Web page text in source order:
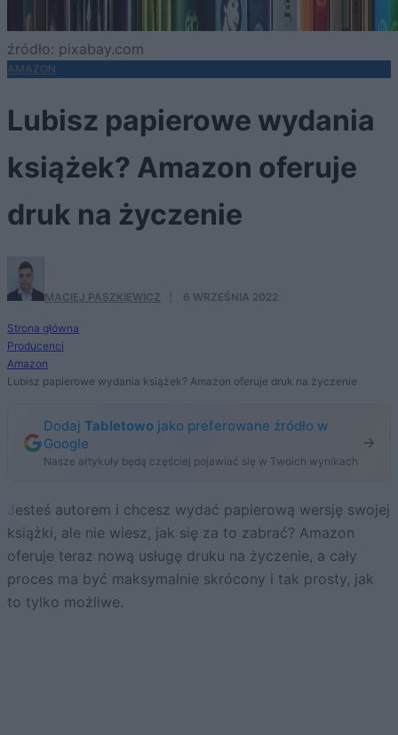
źródło: pixabay.com
AMAZON
Lubisz papierowe wydania
książek? Amazon oferuje
druk na życzenie
MACIEJ PASZKIEWICZ 6 WRZEŚNIA 2022
Strona główna
Producenci
Amazon
Lubisz papierowe wydania książek? Amazon oferuje druk na życzenie
Dodaj Tabletowo jako preferowane źródło w
Google
Nasze artykuły będą częściej pojawiać się w Twoich wynikach
Jesteś autorem i chcesz wydać papierową wersję swojej
książki, ale nie wiesz, jak się za to zabrać? Amazon
oferuje teraz nową usługę druku na życzenie, a cały
proces ma być maksymalnie skrócony i tak prosty, jak
to tylko możliwe.